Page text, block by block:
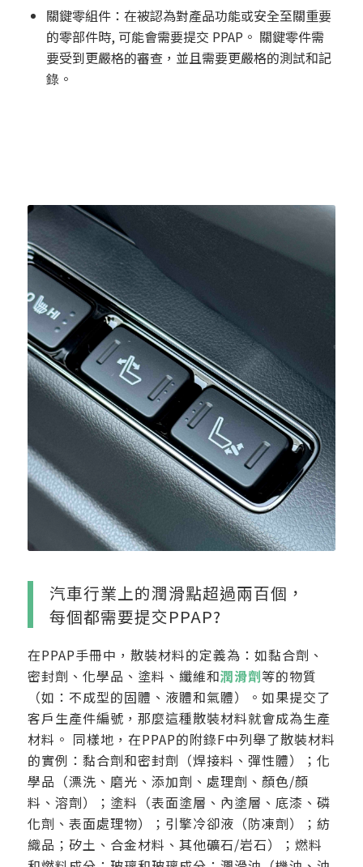
關鍵零組件：在被認為對產品功能或安全至關重要
的零部件時, 可能會需要提交 PPAP。 關鍵零件需
要受到更嚴格的審查，並且需要更嚴格的測試和記
錄。
汽車行業上的潤滑點超過兩百個，
每個都需要提交PPAP?
在PPAP手冊中，散裝材料的定義為：如黏合劑、
密封劑、化學品、塗料、纖維和潤滑劑等的物質
（如：不成型的固體、液體和氣體）。如果提交了
客戶生產件編號，那麼這種散裝材料就會成為生產
材料。 同樣地，在PPAP的附錄F中列舉了散裝材料
的實例：黏合劑和密封劑（焊接料、彈性體）；化
學品（漂洗、磨光、添加劑、處理劑、顏色/顏
料、溶劑）；塗料（表面塗層、內塗層、底漆、磷
化劑、表面處理物）；引擎冷卻液（防凍劑）；紡
織品；矽土、合金材料、其他礦石/岩石）；燃料